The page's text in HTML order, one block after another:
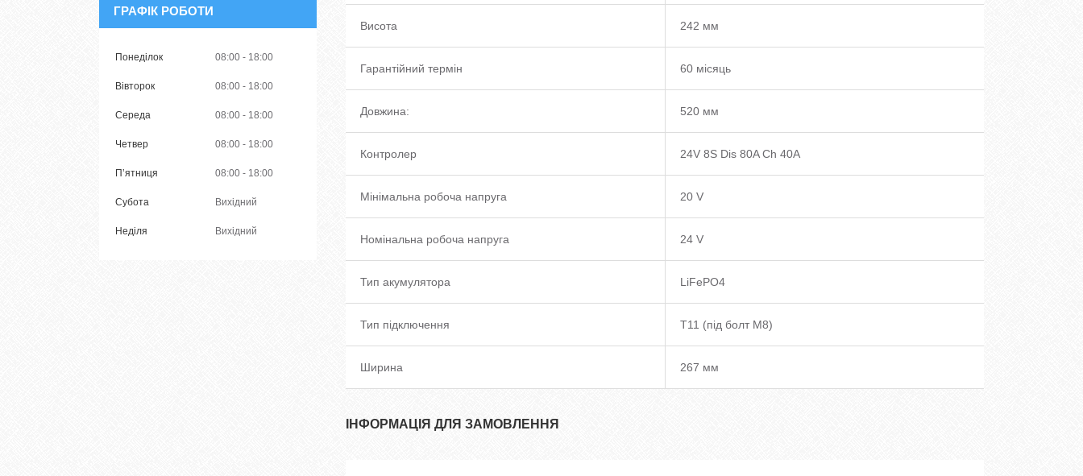
Висота 242 мм
Гарантійний термін 60 місяць
Довжина: 520 мм
Контролер 24V 8S Dis 80A Ch 40A
Мінімальна робоча напруга 20 V
Номінальна робоча напруга 24 V
Тип акумулятора LiFePO4
Тип підключення T11 (під болт М8)
Ширина 267 мм
ІНФОРМАЦІЯ ДЛЯ ЗАМОВЛЕННЯ
ГРАФІК РОБОТИ
Понеділок 08:00 18:00
Вівторок 08:00 18:00
Середа 08:00 18:00
Четвер 08:00 18:00
Пʼятниця 08:00 18:00
Субота Вихідний
Неділя Вихідний